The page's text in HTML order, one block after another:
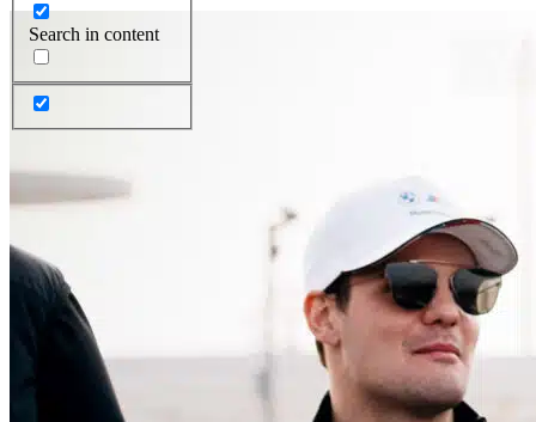
Search in content